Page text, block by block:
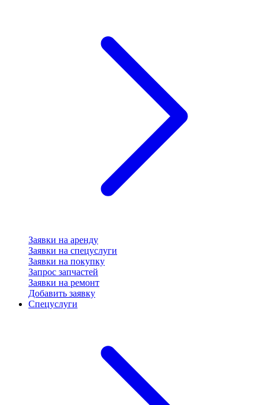
Заявки на аренду
Заявки на спецуслуги
Заявки на покупку
Запрос запчастей
Заявки на ремонт
Добавить заявку
Спецуслуги